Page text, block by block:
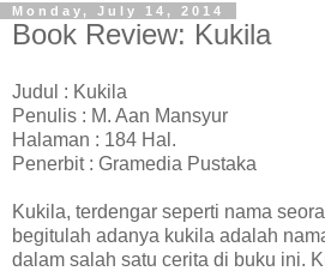
Monday, July 14, 2014
Book Review: Kukila
Judul : Kukila
Penulis : M. Aan Mansyur
Halaman : 184 Hal.
Penerbit : Gramedia Pustaka
Kukila, terdengar seperti nama
begitulah adanya kukila adalah
dalam salah satu cerita di buku ini.